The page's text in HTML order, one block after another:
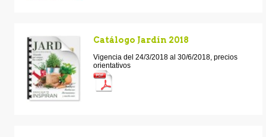
Catálogo Jardín 2018
Vigencia del 24/3/2018 al 30/6/2018, precios
orientativos